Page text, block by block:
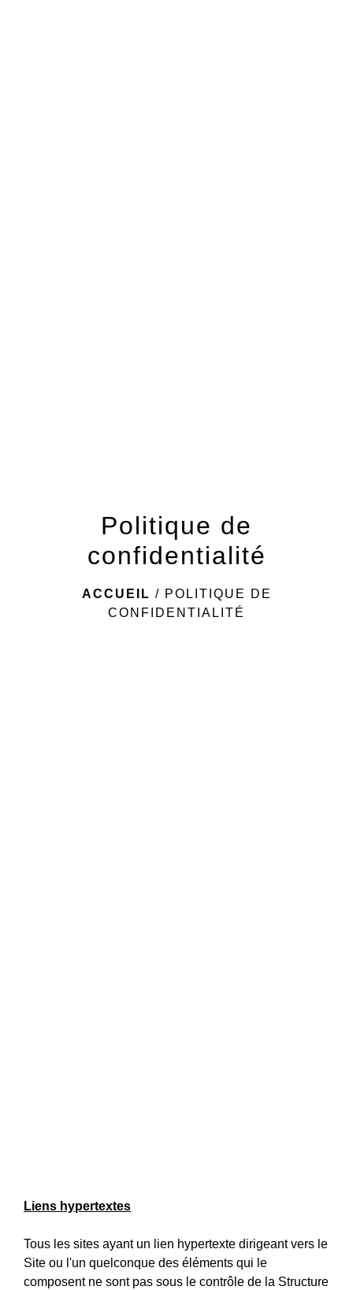
Politique de
confidentialité
ACCUEIL / POLITIQUE DE
CONFIDENTIALITÉ
Liens hypertextes
Tous les sites ayant un lien hypertexte dirigeant vers le
Site ou l'un quelconque des éléments qui le
composent ne sont pas sous le contrôle de la Structure